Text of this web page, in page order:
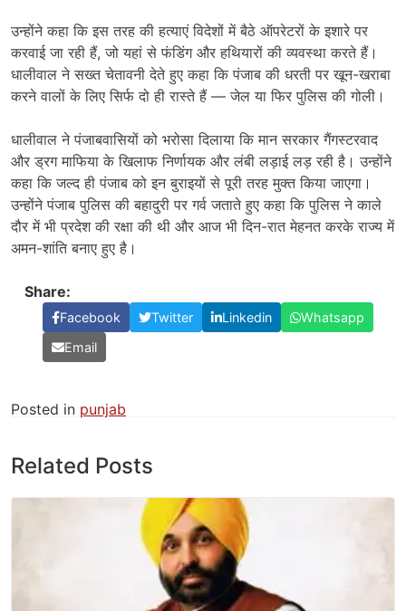
उन्होंने कहा कि इस तरह की हत्याएं विदेशों में बैठे ऑपरेटरों के इशारे पर
करवाई जा रही हैं, जो यहां से फंडिंग और हथियारों की व्यवस्था करते हैं।
धालीवाल ने सख्त चेतावनी देते हुए कहा कि पंजाब की धरती पर खून-खराबा
करने वालों के लिए सिर्फ दो ही रास्ते हैं — जेल या फिर पुलिस की गोली।
धालीवाल ने पंजाबवासियों को भरोसा दिलाया कि मान सरकार गैंगस्टरवाद
और ड्रग माफिया के खिलाफ निर्णायक और लंबी लड़ाई लड़ रही है। उन्होंने
कहा कि जल्द ही पंजाब को इन बुराइयों से पूरी तरह मुक्त किया जाएगा।
उन्होंने पंजाब पुलिस की बहादुरी पर गर्व जताते हुए कहा कि पुलिस ने काले
दौर में भी प्रदेश की रक्षा की थी और आज भी दिन-रात मेहनत करके राज्य में
अमन-शांति बनाए हुए है।
Share:
Facebook Twitter Linkedin
Whatsapp
Email
Posted in punjab
Related Posts